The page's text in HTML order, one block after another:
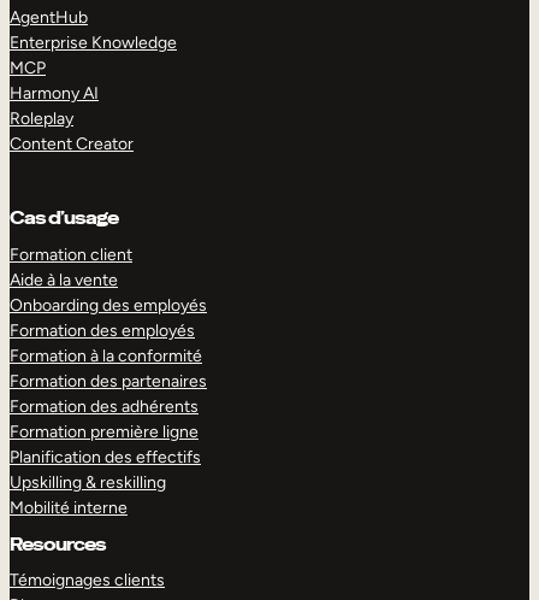
AgentHub
Enterprise Knowledge
MCP
Harmony AI
Roleplay
Content Creator
Cas d’usage
Formation client
Aide à la vente
Onboarding des employés
Formation des employés
Formation à la conformité
Formation des partenaires
Formation des adhérents
Formation première ligne
Planification des effectifs
Upskilling & reskilling
Mobilité interne
Resources
Témoignages clients